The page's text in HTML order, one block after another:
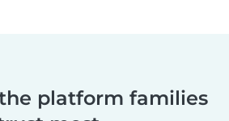
platform families